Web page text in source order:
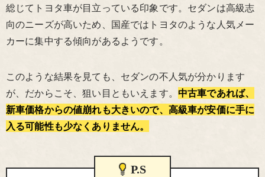
総じてトヨタ車が目立っている印象です。セダンは高級志
向のニーズが高いため、国産ではトヨタのような人気メー
カーに集中する傾向があるようです。
このような結果を見ても、セダンの不人気が分かります
が、だからこそ、狙い目ともいえます。 中古車であれば、
新車価格からの値崩れも大きいので、高級車が安価に手に
入る可能性も少なくありません。
P.S